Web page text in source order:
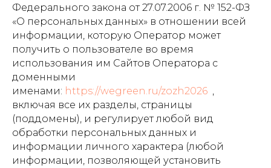
Федерального закона от 27.07.2006 г. № 152-ФЗ
«О персональных данных» в отношении всей
информации, которую Оператор может
получить о пользователе во время
использования им Сайтов Оператора с
доменными
именами: https://wegreen.ru/zozh2026 ,
включая все их разделы, страницы
(поддомены), и регулирует любой вид
обработки персональных данных и
информации личного характера (любой
информации, позволяющей установить